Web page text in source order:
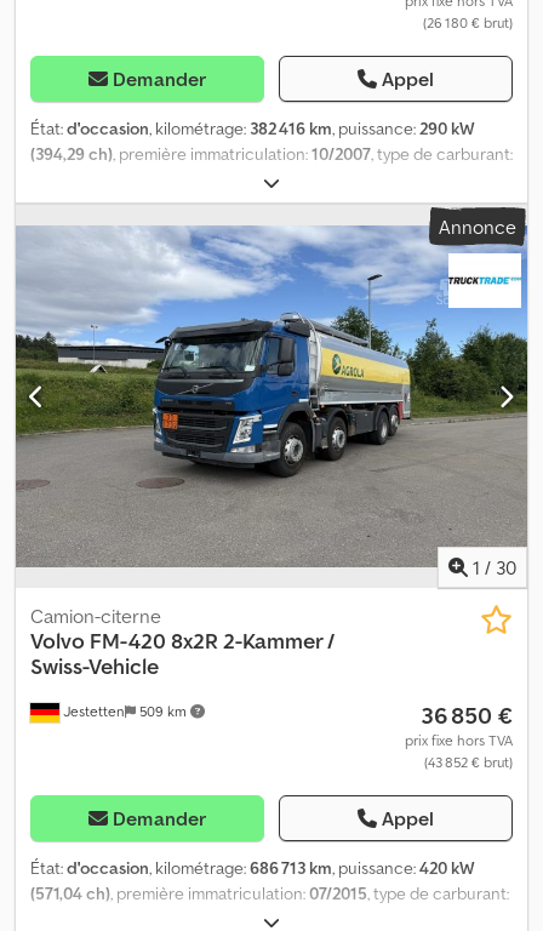
(26 180 € brut)
Demander Appel
État:d'occasion, kilométrage: 382 416 km, puissance:290 kW
(394,29 ch), première immatriculation:10/2007, type de carburant:
, poids maximal de charge:
dimension des pneus:305 / 70 R 22.5/10mm, configuration
d'essieux:4x2, prochaine inspection (TÜV):01/2025, cabine
conducteur:
cabine courte, type d'engrenage:mécanique,
classe d'émission:Euro 4 , suspension: acier-air, nombre de sièges:
, largeur totale:25 500 mm , taille du pneu avant:305 / 70 R
22.5/10mm, poids en ordre de marche:15 000 kg, Équipement:
climatisation,
Annonce
1 / 30
Jestetten 509 km
Camion-citerne
Volvo FM-420 8x2R 2-Kammer /
Swiss-Vehicle
36 850 €
prix fixe hors TVA
(43 852 € brut)
Demander Appel
État:d'occasion, kilométrage:686 713 km, puissance:420 kW
(571,04 ch), première immatriculation:07/2015, type de carburant:
, poids maximal de charge: